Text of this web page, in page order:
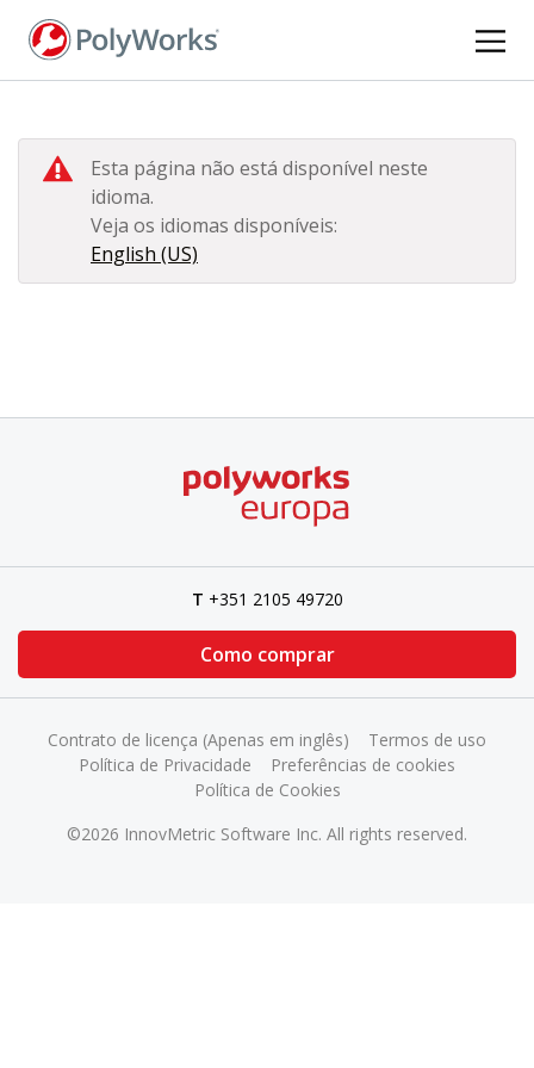
Pular
para
Esta página não está disponível neste
idioma.
Veja os idiomas disponíveis:
English (US)
T +351 2105 49720
Como comprar
©2026 InnovMetric Software Inc. All rights reserved.
Contrato de licença (Apenas em inglês)
Termos de uso
Política de Privacidade
Preferências de cookies
Política de Cookies